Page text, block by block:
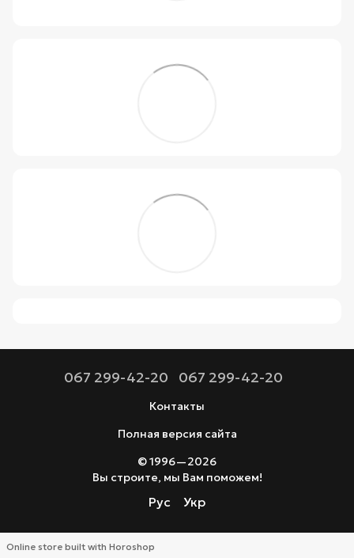
067 299-42-20 067 299-42-20
Контакты
Полная версия сайта
© 1996—2026
Вы строите, мы Вам поможем!
Рус Укр
Online store built with Horoshop